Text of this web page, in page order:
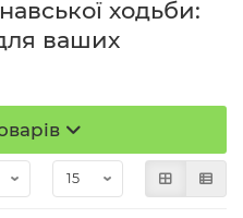
ходьби:
ваших